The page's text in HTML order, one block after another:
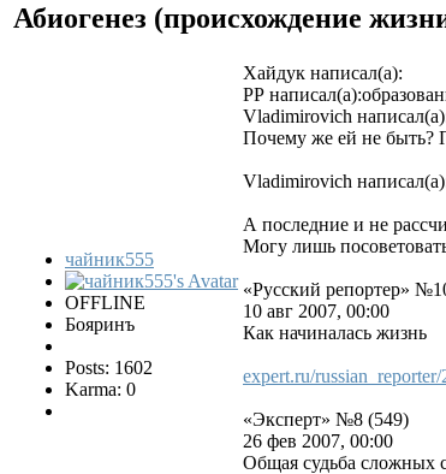
Абиогенез (происхождение
чайник555
OFFLINE
Бояринъ
Posts: 1602
Karma: 0
Хайдук написал(а):
РР
Vladimirovich
Почему же ей не быть?
Vladimirovich
А последние и не
Могу лишь
«Русский репортер»
10 авг 2007, 00:00
Как начиналась жизнь
expert.ru/
«Эксперт» №8 (549)
26 фев 2007, 00:00
Общая судьба сложных